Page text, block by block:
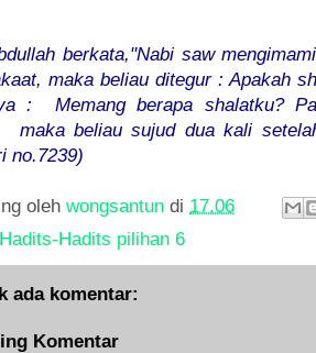
berkata,"Nabi saw
maka beliau ditegur : Apakah
:
Memang berapa shalatku?
maka beliau sujud dua kali
no.7239)
oleh wongsantun di 17.06
Hadits-Hadits pilihan 6
ada komentar:
Komentar